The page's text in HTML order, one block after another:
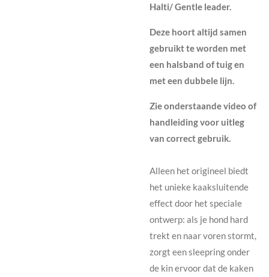
Halti/ Gentle leader.
Deze hoort altijd samen
gebruikt te worden met
een halsband of tuig en
met een dubbele lijn.
Zie onderstaande video of
handleiding voor uitleg
van correct gebruik.
Alleen het origineel biedt
het unieke kaaksluitende
effect door het speciale
ontwerp: als je hond hard
trekt en naar voren stormt,
zorgt een sleepring onder
de kin ervoor dat de kaken